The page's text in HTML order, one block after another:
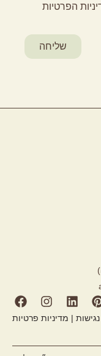
הפרטיות
שליחה
| מדיניות פרטיות